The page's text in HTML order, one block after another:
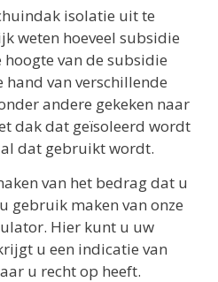
isolatie uit te
weten hoeveel subsidie
van de subsidie
van verschillende
andere gekeken naar
dak dat geïsoleerd wordt
dat gebruikt wordt.
van het bedrag dat u
gebruik maken van onze
Hier kunt u uw
u een indicatie van
u recht op heeft.